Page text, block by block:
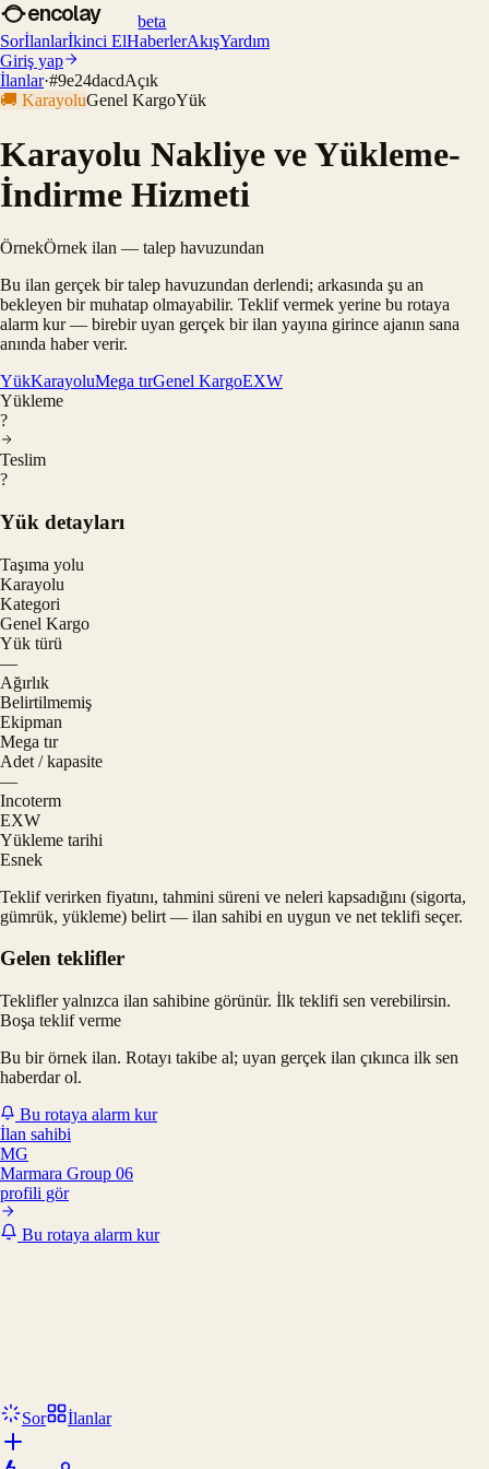
encolay
beta
Sorİlanlarİkinci ElHaberlerAkışYardım
Giriş yap
İlanlar·#9e24dacdAçık
🚚 KarayoluGenel KargoYük
Karayolu Nakliye ve Yükleme-
İndirme Hizmeti
ÖrnekÖrnek ilan — talep havuzundan
Bu ilan gerçek bir talep havuzundan derlendi; arkasında şu an
bekleyen bir muhatap olmayabilir. Teklif vermek yerine bu rotaya
alarm kur — birebir uyan gerçek bir ilan yayına girince ajanın sana
anında haber verir.
YükKarayoluMega tırGenel KargoEXW
Yükleme
?
Teslim
?
Yük detayları
Taşıma yolu
Karayolu
Kategori
Genel Kargo
Yük türü
—
Ağırlık
Belirtilmemiş
Ekipman
Mega tır
Adet / kapasite
—
Incoterm
EXW
Yükleme tarihi
Esnek
Teklif verirken fiyatını, tahmini süreni ve neleri kapsadığını (sigorta,
gümrük, yükleme) belirt — ilan sahibi en uygun ve net teklifi seçer.
Gelen teklifler
Teklifler yalnızca ilan sahibine görünür. İlk teklifi sen verebilirsin.
Boşa teklif verme
Bu bir örnek ilan. Rotayı takibe al; uyan gerçek ilan çıkınca ilk sen
haberdar ol.
Bu rotaya alarm kur
İlan sahibi
MG
Marmara Group 06
profili gör
Bu rotaya alarm kur
Sor İlanlar